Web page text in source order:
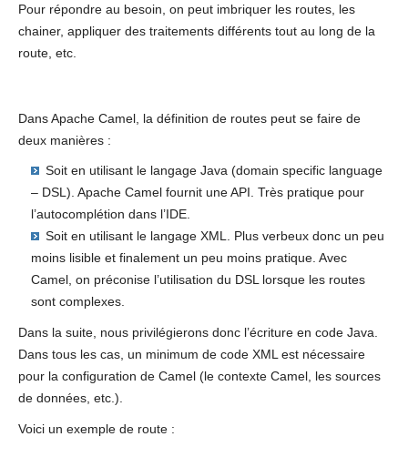
Pour répondre au besoin, on peut imbriquer les routes, les
chainer, appliquer des traitements différents tout au long de la
route, etc.
Dans Apache Camel, la définition de routes peut se faire de
deux manières :
Soit en utilisant le langage Java (domain specific language
– DSL). Apache Camel fournit une API. Très pratique pour
l’autocomplétion dans l’IDE.
Soit en utilisant le langage XML. Plus verbeux donc un peu
moins lisible et finalement un peu moins pratique. Avec
Camel, on préconise l’utilisation du DSL lorsque les routes
sont complexes.
Dans la suite, nous privilégierons donc l’écriture en code Java.
Dans tous les cas, un minimum de code XML est nécessaire
pour la configuration de Camel (le contexte Camel, les sources
de données, etc.).
Voici un exemple de route :